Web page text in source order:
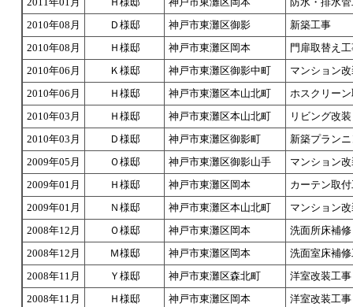
2010年08月
Ｄ様邸 神戸市東灘区御影
新築工事
2010年08月
Ｈ様邸 神戸市東灘区岡本
門扉取替え
2010年06月
Ｋ様邸 神戸市東灘区御影中町
マンション
2010年06月
Ｈ様邸 神戸市東灘区本山北町
ホスクリー
2010年03月
Ｈ様邸 神戸市東灘区本山北町
リビング改装
2010年03月
Ｄ様邸 神戸市東灘区御影町
新築プラン
2009年05月
Ｏ様邸 神戸市東灘区御影山手
マンション
2009年01月
Ｈ様邸 神戸市東灘区岡本
カーテン取
2009年01月
Ｎ様邸 神戸市東灘区本山北町
マンション
2008年12月
Ｏ様邸 神戸市東灘区岡本
洗面所床補修
2008年12月
Ｍ様邸 神戸市東灘区岡本
洗面室床補
2008年11月
Ｙ様邸 神戸市東灘区森北町
洋室改装工事
2008年11月
Ｈ様邸 神戸市東灘区岡本
洋室改装工事